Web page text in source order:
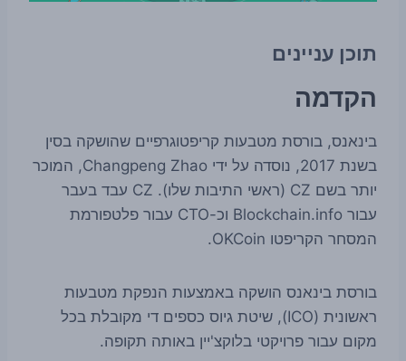
תוכן עניינים
הקדמה
בינאנס, בורסת מטבעות קריפטוגרפיים שהושקה בסין
בשנת 2017, נוסדה על ידי Changpeng Zhao, המוכר
יותר בשם CZ (ראשי התיבות שלו). CZ עבד בעבר
עבור Blockchain.info וכ-CTO עבור פלטפורמת
המסחר הקריפטו OKCoin.
בורסת בינאנס הושקה באמצעות הנפקת מטבעות
ראשונית (ICO), שיטת גיוס כספים די מקובלת בכל
מקום עבור פרויקטי בלוקצ'יין באותה תקופה.